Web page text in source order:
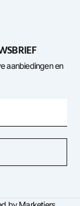
aanbiedingen en